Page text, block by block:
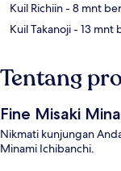
Kuil Richiin- 8 mnt
Kuil Takanoji- 13 mnt
Tentang
Fine Misaki
Nikmati kunjungan
Minami Ichibanchi.